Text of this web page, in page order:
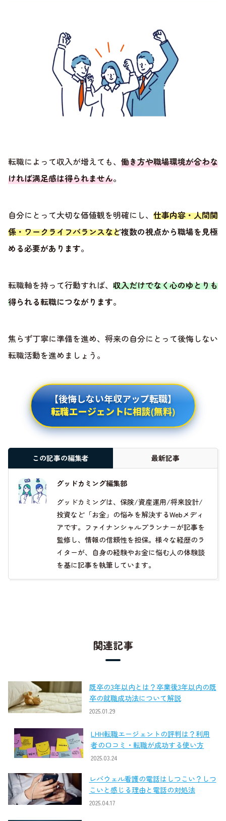
転職によって収入が増えても、 働き方や職場環境が合わな
ければ満足感は得られません。
自分にとって大切な価値観を明確にし、 仕事内容・人間関
係・ワークライフバランスなど複数の視点から職場を見極
める必要があります。
転職軸を持って行動すれば、 収入だけでなく心のゆとりも
得られる転職につながります。
焦らず丁寧に準備を進め、将来の自分にとって後悔しない
転職活動を進めましょう。
【後悔しない年収アップ転職】
転職エージェントに相談(無料)
この記事の編集者 最新記事
グッドカミング編集部
グッドカミングは、保険/資産運用/将来設計/
投資など「お金」の悩みを解決するWebメディ
アです。ファイナンシャルプランナーが記事を
監修し、情報の信頼性を担保。様々な経歴のラ
イターが、自身の経験やお金に悩む人の体験談
を基に記事を執筆しています。
関連記事
既卒の3年以内とは？卒業後3年以内の既
卒の就職成功法について解説
2025.01.29
LHH転職エージェントの評判は？利用
者の口コミ・転職が成功する使い方
2025.03.24
レバウェル看護の電話はしつこい？しつ
こいと感じる理由と電話の対処法
2025.04.17